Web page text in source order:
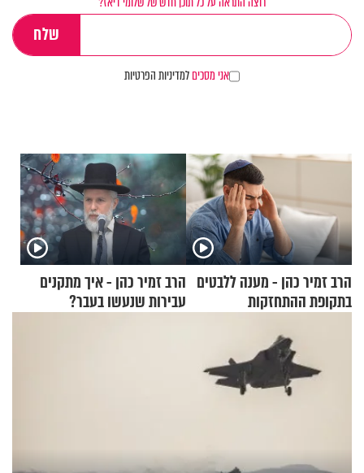
אני מסכיםלמדיניות הפרטיות
הרב זמיר כהן - מענה ללבטים
בתקופת ההתחזקות
הרב זמיר כהן - איך מתקנים
עבירות שנעשו בעבר?